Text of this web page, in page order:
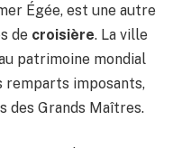
Égée, est une autre
de croisière. La ville
patrimoine mondial
remparts imposants,
des Grands Maîtres.